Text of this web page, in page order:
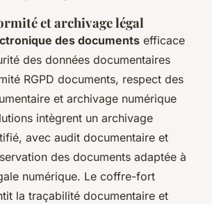
et archivage légal
des documents efficace
des données documentaires
RGPD documents, respect des
et archivage numérique
intègrent un archivage
avec audit documentaire et
des documents adaptée à
numérique. Le coffre-fort
la traçabilité documentaire et